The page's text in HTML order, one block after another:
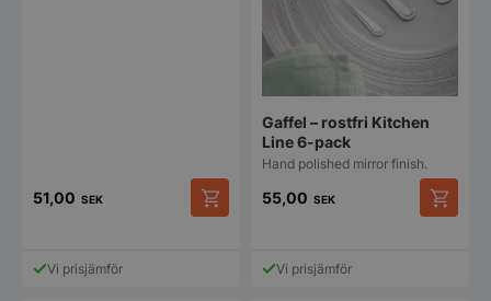
51,00 SEK
Vi prisjämför
Gaffel – rostfri Kitchen
Line 6-pack
Hand polished mirror finish.
55,00 SEK
Vi prisjämför